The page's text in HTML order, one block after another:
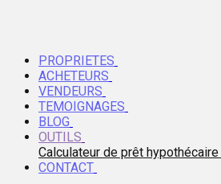
PROPRIETES
ACHETEURS
VENDEURS
TEMOIGNAGES
BLOG
OUTILS
Calculateur de prêt hypothécaire
CONTACT